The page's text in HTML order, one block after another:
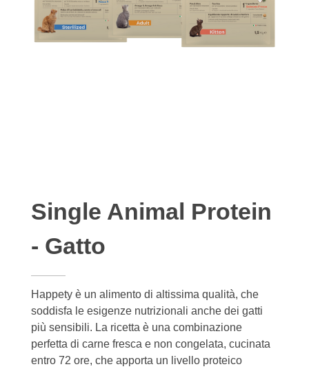
Single Animal Protein
- Gatto
Happety è un alimento di altissima qualità, che
soddisfa le esigenze nutrizionali anche dei gatti
più sensibili. La ricetta è una combinazione
perfetta di carne fresca e non congelata, cucinata
entro 72 ore, che apporta un livello proteico